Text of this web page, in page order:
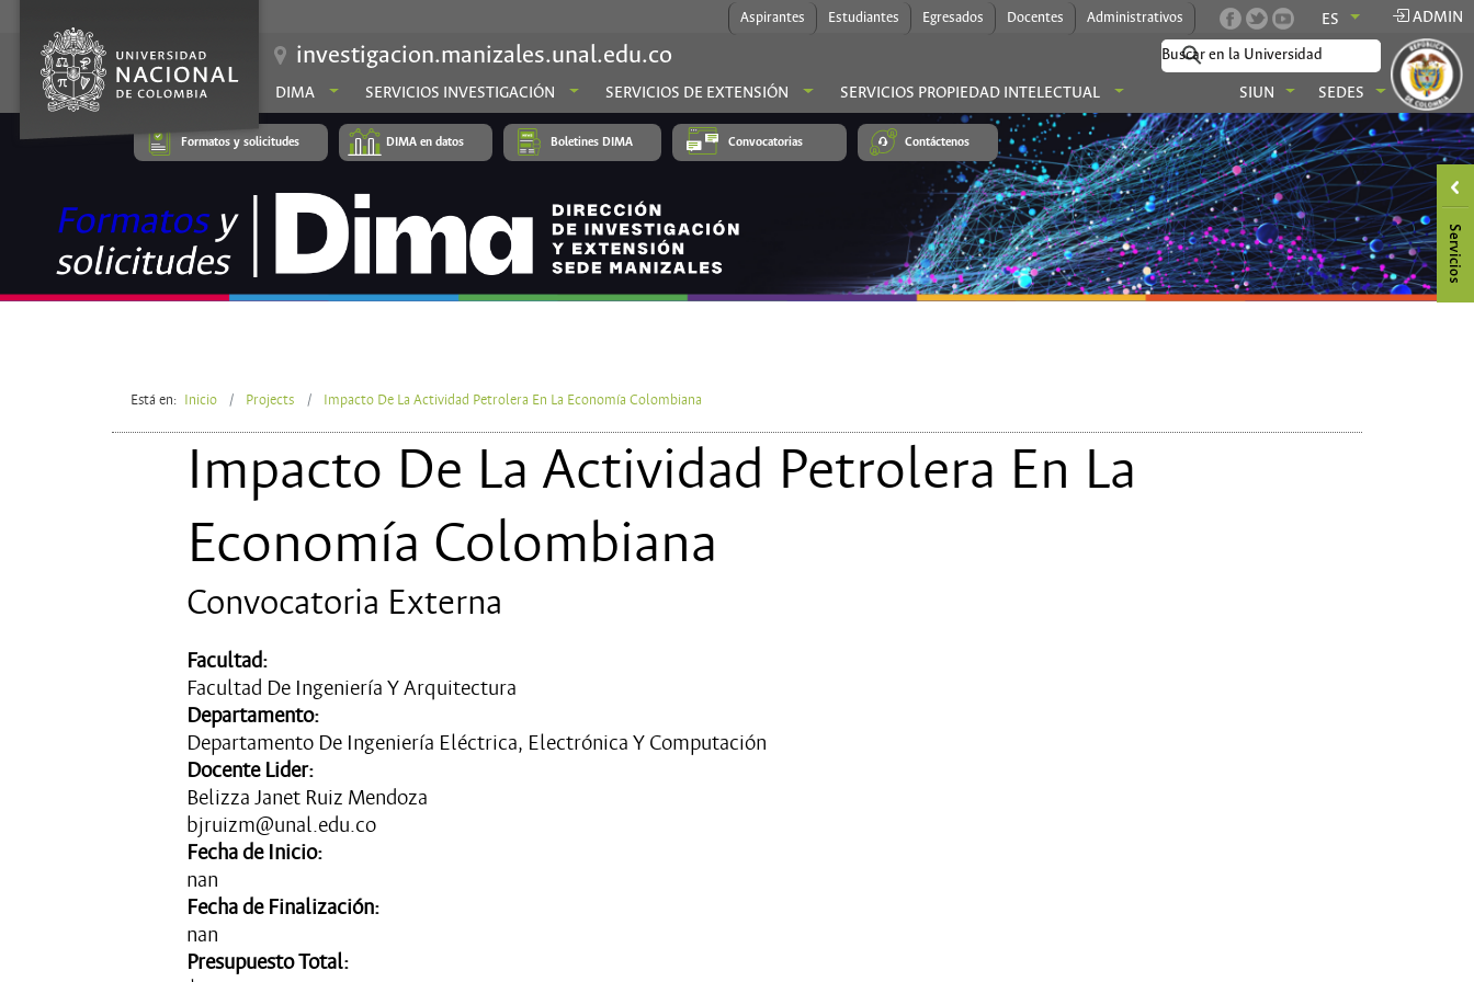
Aspirantes Estudiantes Egresados Docentes Administrativos ES ADMIN
investigacion.manizales.unal.edu.co
DIMA SERVICIOS INVESTIGACIÓN SERVICIOS DE EXTENSIÓN SERVICIOS PROPIEDAD INTELECTUAL SEDES
SIUN
Formatos y solicitudes DIMA en datos Boletines DIMA Convocatorias Contáctenos
Está en: Inicio Projects Impacto De La Actividad Petrolera En La Economía Colombiana
Impacto De La Actividad Petrolera En La
Economía Colombiana
Convocatoria Externa
Facultad:
Facultad De Ingeniería Y Arquitectura
Departamento:
Departamento De Ingeniería Eléctrica, Electrónica Y Computación
Docente Lider:
Belizza Janet Ruiz Mendoza
bjruizm@unal.edu.co
Fecha de Inicio:
nan
Fecha de Finalización:
nan
Presupuesto Total: